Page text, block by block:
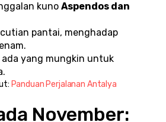
kuno Aspendos dan
pantai, menghadap
ada yang mungkin untuk
Panduan Perjalanan Antalya
November: